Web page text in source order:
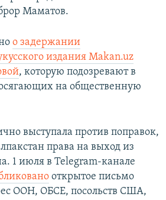
Маматов.
о задержании
издания Makan.uz
, которую подозревают в
на общественную
выступала против поправок,
права на выход из
1 июля в Telegram-канале
открытое письмо
ООН, ОБСЕ, посольств США,